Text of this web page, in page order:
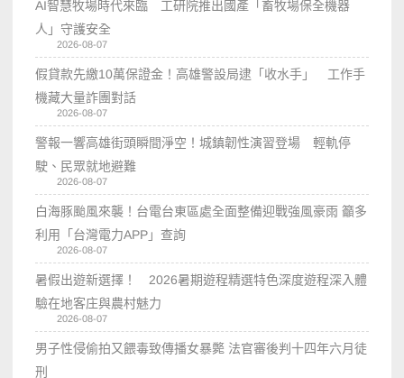
AI智慧牧場時代來臨 工研院推出國產「畜牧場保全機器
人」守護安全
2026-08-07
假貸款先繳10萬保證金！高雄警設局逮「收水手」 工作手
機藏大量詐團對話
2026-08-07
警報一響高雄街頭瞬間淨空！城鎮韌性演習登場 輕軌停
駛、民眾就地避難
2026-08-07
白海豚颱風來襲！台電台東區處全面整備迎戰強風豪雨 籲多
利用「台灣電力APP」查詢
2026-08-07
暑假出遊新選擇！ 2026暑期遊程精選特色深度遊程深入體
驗在地客庄與農村魅力
2026-08-07
男子性侵偷拍又餵毒致傳播女暴斃 法官審後判十四年六月徒
刑